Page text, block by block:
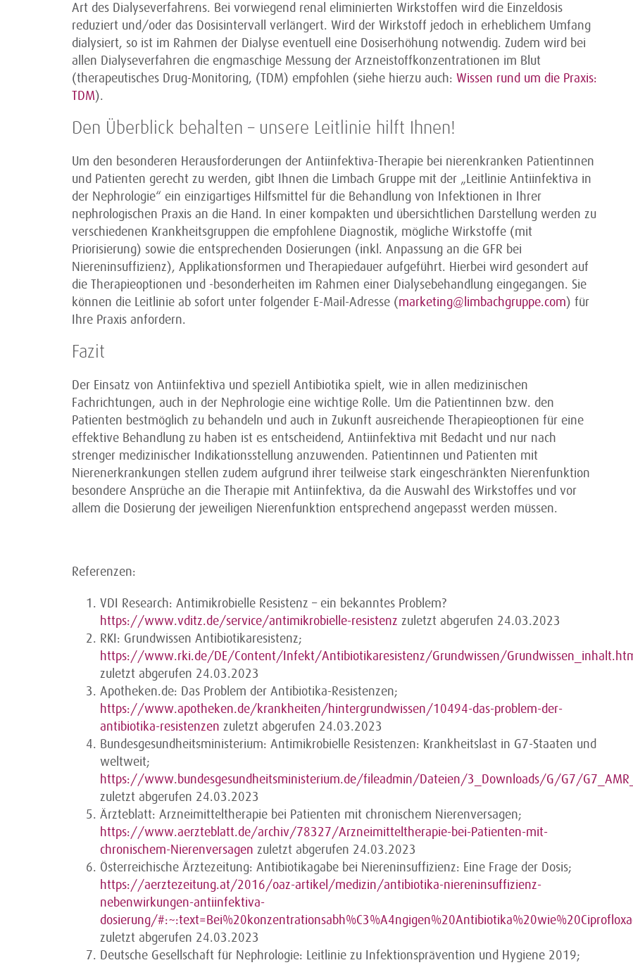
Art des Dialyseverfahrens. Bei vorwiegend renal eliminierten Wirkstoffen wird die Einzeldosis
reduziert und/oder das Dosisintervall verlängert. Wird der Wirkstoff jedoch in erheblichem Umfang
dialysiert, so ist im Rahmen der Dialyse eventuell eine Dosiserhöhung notwendig. Zudem wird bei
allen Dialyseverfahren die engmaschige Messung der Arzneistoffkonzentrationen im Blut
(therapeutisches Drug-Monitoring, (TDM) empfohlen (siehe hierzu auch: Wissen rund um die Praxis:
TDM).
Den Überblick behalten – unsere Leitlinie hilft Ihnen!
Um den besonderen Herausforderungen der Antiinfektiva-Therapie bei nierenkranken Patientinnen
und Patienten gerecht zu werden, gibt Ihnen die Limbach Gruppe mit der „Leitlinie Antiinfektiva in
der Nephrologie“ ein einzigartiges Hilfsmittel für die Behandlung von Infektionen in Ihrer
nephrologischen Praxis an die Hand. In einer kompakten und übersichtlichen Darstellung werden zu
verschiedenen Krankheitsgruppen die empfohlene Diagnostik, mögliche Wirkstoffe (mit
Priorisierung) sowie die entsprechenden Dosierungen (inkl. Anpassung an die GFR bei
Niereninsuffizienz), Applikationsformen und Therapiedauer aufgeführt. Hierbei wird gesondert auf
die Therapieoptionen und -besonderheiten im Rahmen einer Dialysebehandlung eingegangen. Sie
können die Leitlinie ab sofort unter folgender E-Mail-Adresse (marketing@limbachgruppe.com) für
Ihre Praxis anfordern.
Fazit
Der Einsatz von Antiinfektiva und speziell Antibiotika spielt, wie in allen medizinischen
Fachrichtungen, auch in der Nephrologie eine wichtige Rolle. Um die Patientinnen bzw. den
Patienten bestmöglich zu behandeln und auch in Zukunft ausreichende Therapieoptionen für eine
effektive Behandlung zu haben ist es entscheidend, Antiinfektiva mit Bedacht und nur nach
strenger medizinischer Indikationsstellung anzuwenden. Patientinnen und Patienten mit
Nierenerkrankungen stellen zudem aufgrund ihrer teilweise stark eingeschränkten Nierenfunktion
besondere Ansprüche an die Therapie mit Antiinfektiva, da die Auswahl des Wirkstoffes und vor
allem die Dosierung der jeweiligen Nierenfunktion entsprechend angepasst werden müssen.
Referenzen:
VDI Research: Antimikrobielle Resistenz – ein bekanntes Problem?
https://www.vditz.de/service/antimikrobielle-resistenz zuletzt abgerufen 24.03.2023
RKI: Grundwissen Antibiotikaresistenz;
https://www.rki.de/DE/Content/Infekt/Antibiotikaresistenz/Grundwissen/
zuletzt abgerufen 24.03.2023
Apotheken.de: Das Problem der Antibiotika-Resistenzen;
https://www.apotheken.de/krankheiten/hintergrundwissen/10494-das-problem-der-
antibiotika-resistenzen zuletzt abgerufen 24.03.2023
Bundesgesundheitsministerium: Antimikrobielle Resistenzen: Krankheitslast in G7-Staaten und
weltweit;
https://www.bundesgesundheitsministerium.de/fileadmin/Dateien/3_Downloads/G/G7/
zuletzt abgerufen 24.03.2023
Ärzteblatt: Arzneimitteltherapie bei Patienten mit chronischem Nierenversagen;
https://www.aerzteblatt.de/archiv/78327/Arzneimitteltherapie-bei-Patienten-mit-
chronischem-Nierenversagen zuletzt abgerufen 24.03.2023
Österreichische Ärztezeitung: Antibiotikagabe bei Niereninsuffizienz: Eine Frage der Dosis;
https://aerztezeitung.at/2016/oaz-artikel/medizin/antibiotika-niereninsuffizienz-
nebenwirkungen-antiinfektiva-
dosierung/
zuletzt abgerufen 24.03.2023
Deutsche Gesellschaft für Nephrologie: Leitlinie zu Infektionsprävention und Hygiene 2019;